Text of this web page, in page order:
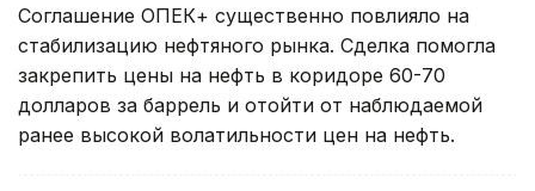
Соглашение ОПЕК+ существенно повлияло на
стабилизацию нефтяного рынка. Сделка помогла
закрепить цены на нефть в коридоре 60-70
долларов за баррель и отойти от наблюдаемой
ранее высокой волатильности цен на нефть.